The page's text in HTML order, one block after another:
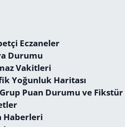
Eczaneler
Durumu
Vakitleri
Yoğunluk Haritası
Puan Durumu ve Fikstür
Haberleri